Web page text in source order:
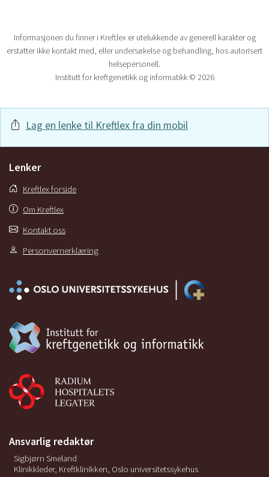
Informasjonen du finner i Kreftlex er utelukkende av generell karakter og
erstatter ikke kontakt med, eller undersøkelse og behandling, hos autorisert
helsepersonell.
Institutt for kreftgenetikk og informatikk © 2026
Lag en lenke til Kreftlex fra din mobil
Lenker
Kreftlex forside
Om Kreftlex
Kontakt oss
Personvernerklæring
Ansvarlig redaktør
Sigbjørn Smeland
Klinikkleder, Kreftklinikken, Oslo universitetssykehus